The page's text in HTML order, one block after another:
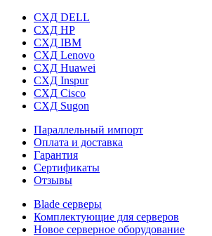
СХД DELL
СХД HP
СХД IBM
СХД Lenovo
СХД Huawei
СХД Inspur
СХД Cisco
СХД Sugon
Параллельный импорт
Оплата и доставка
Гарантия
Сертификаты
Отзывы
Blade серверы
Комплектующие для серверов
Новое серверное оборудование